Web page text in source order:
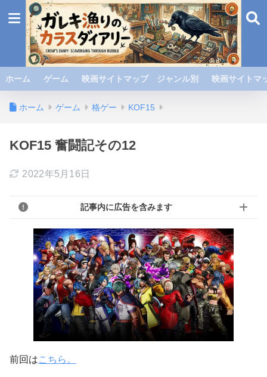
ホーム ゲーム 映画サイトマップ ジャンル別 映画サイト
ホーム ゲーム 格ゲー KOF15
KOF15 奮闘記その12
2022年5月16日
記事内に広告を含みます
前回はこちら。